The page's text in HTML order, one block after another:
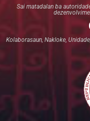
Sai matadalan ba
Kolaborasaun, Nakloke,